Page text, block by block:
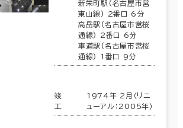
新栄町駅(名古屋市営
東山線) 2番口 6分
高岳駅(名古屋市営桜
通線) 2番口 6分
車道駅(名古屋市営桜
通線) 1番口 9分
竣
工
1974年 2月（リニ
ューアル：2005年）